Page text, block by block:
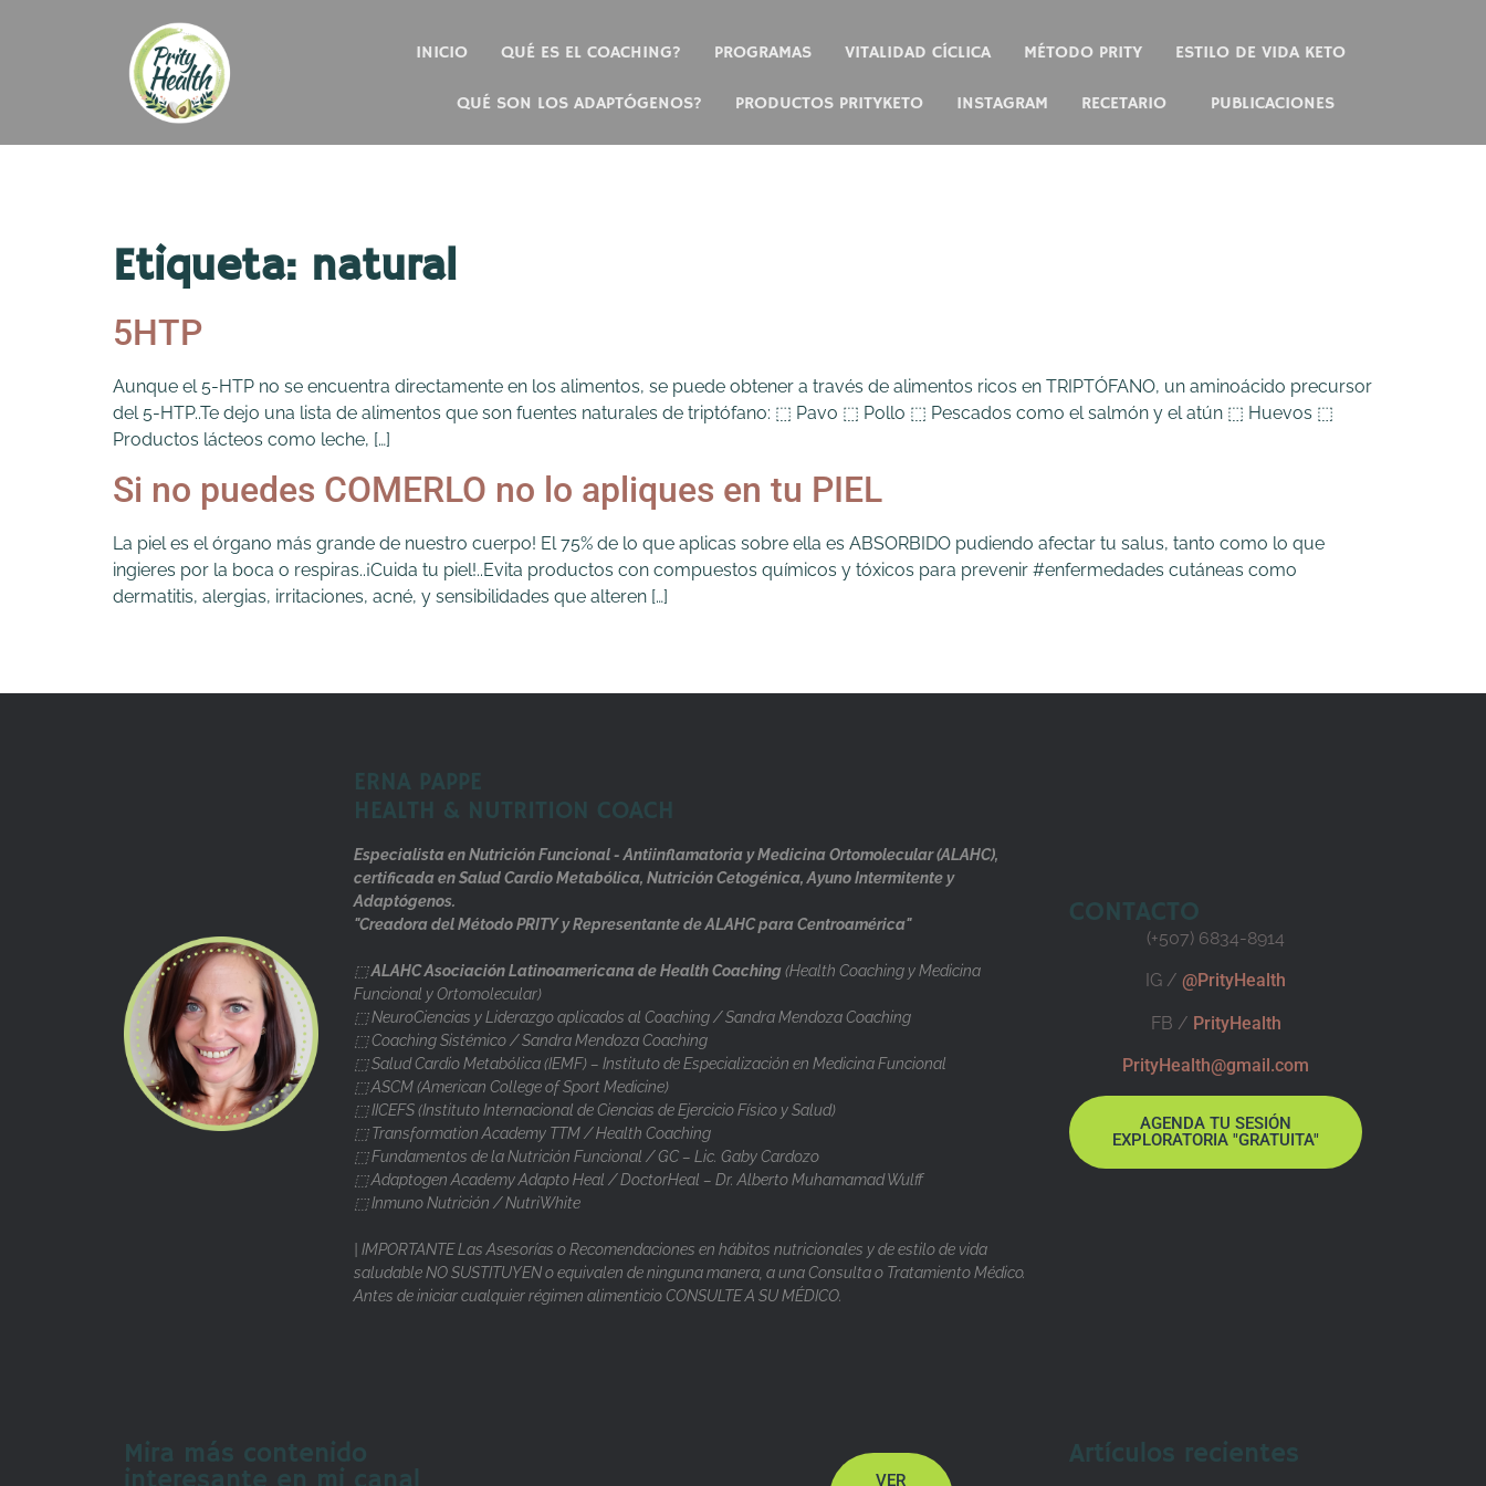
INICIO QUÉ ES EL COACHING? PROGRAMAS VITALIDAD CÍCLICA MÉTODO PRITY ESTILO DE VIDA KETO
QUÉ SON LOS ADAPTÓGENOS? PRODUCTOS PRITYKETO INSTAGRAM RECETARIO PUBLICACIONES
Etiqueta: natural
5HTP
Aunque el 5-HTP no se encuentra directamente en los alimentos, se puede obtener a través de alimentos ricos en TRIPTÓFANO, un aminoácido precursor
del 5-HTP..Te dejo una lista de alimentos que son fuentes naturales de triptófano: ⬚ Pavo ⬚ Pollo ⬚ Pescados como el salmón y el atún ⬚ Huevos ⬚
Productos lácteos como leche, […]
Si no puedes COMERLO no lo apliques en tu PIEL
La piel es el órgano más grande de nuestro cuerpo! El 75% de lo que aplicas sobre ella es ABSORBIDO pudiendo afectar tu salus, tanto como lo que
ingieres por la boca o respiras..¡Cuida tu piel!..Evita productos con compuestos químicos y tóxicos para prevenir #enfermedades cutáneas como
dermatitis, alergias, irritaciones, acné, y sensibilidades que alteren […]
ERNA PAPPE
HEALTH & NUTRITION COACH
Especialista en Nutrición Funcional - Antiinflamatoria y Medicina Ortomolecular (ALAHC),
certificada en Salud Cardio Metabólica, Nutrición Cetogénica, Ayuno Intermitente y
Adaptógenos.
"Creadora del Método PRITY y Representante de ALAHC para Centroamérica"
⬚ ALAHC Asociación Latinoamericana de Health Coaching(Health Coaching y Medicina
Funcional y Ortomolecular)
⬚ NeuroCiencias y Liderazgo aplicados al Coaching / Sandra Mendoza Coaching
⬚ Coaching Sistémico / Sandra Mendoza Coaching
⬚ Salud Cardio Metabólica (IEMF) – Instituto de Especialización en Medicina Funcional
⬚ ASCM (American College of Sport Medicine)
⬚ IICEFS (Instituto Internacional de Ciencias de Ejercicio Físico y Salud)
⬚ Transformation Academy TTM / Health Coaching
⬚ Fundamentos de la Nutrición Funcional / GC – Lic. Gaby Cardozo
⬚ Adaptogen Academy Adapto Heal / DoctorHeal – Dr. Alberto Muhamamad Wulff
⬚ Inmuno Nutrición / NutriWhite
| IMPORTANTE Las Asesorías o Recomendaciones en hábitos nutricionales y de estilo de vida
saludable NO SUSTITUYEN o equivalen de ninguna manera, a una Consulta o Tratamiento Médico.
Antes de iniciar cualquier régimen alimenticio CONSULTE A SU MÉDICO.
CONTACTO
(+507) 6834-8914
IG / @PrityHealth
FB / PrityHealth
PrityHealth@gmail.com
AGENDA TU SESIÓN
EXPLORATORIA "GRATUITA"
Mira más contenido
VER
Artículos recientes